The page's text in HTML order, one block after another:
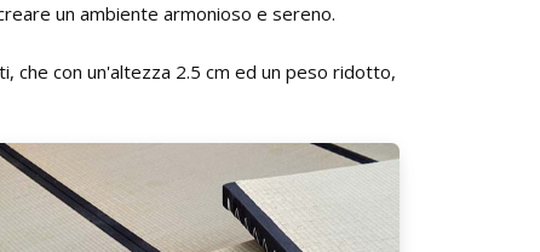
un ambiente armonioso e sereno.
che con un'altezza 2.5 cm ed un peso ridotto,